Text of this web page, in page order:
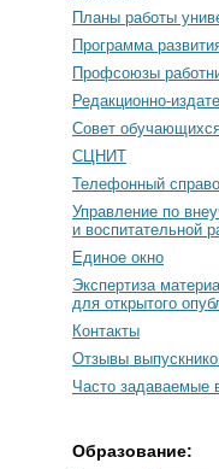
Планы работы
Программа
Профсоюзы
Редакционно-
Cовет
СЦНИТ
Телефонный
Управление по
и воспитательной
Единое окно
Экспертиза
для открытого
Контакты
Отзывы
Часто задаваемые
Образование: